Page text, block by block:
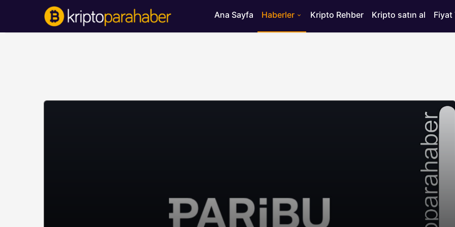
Ana Sayfa Haberler Kripto Rehber Kripto satın al Fiyat
BITCOIN HABERLERI